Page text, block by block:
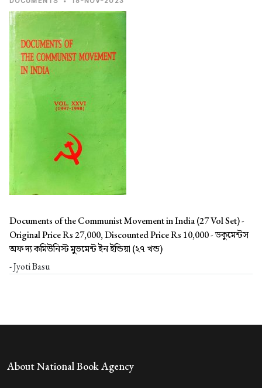
Documents of the Communist Movement in India (27 Vol Set) -
Original Price Rs 27,000, Discounted Price Rs 10,000 -ডকুমেন্টস
অফ দ্য কমিউনিস্ট মুভমেন্ট ইন ইন্ডিয়া (২৭ খন্ড)
- Jyoti Basu
About National Book Agency